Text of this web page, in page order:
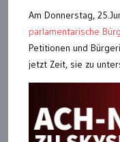
Am Donnerstag,
parlamentarische
Petitionen und
jetzt Zeit, sie zu